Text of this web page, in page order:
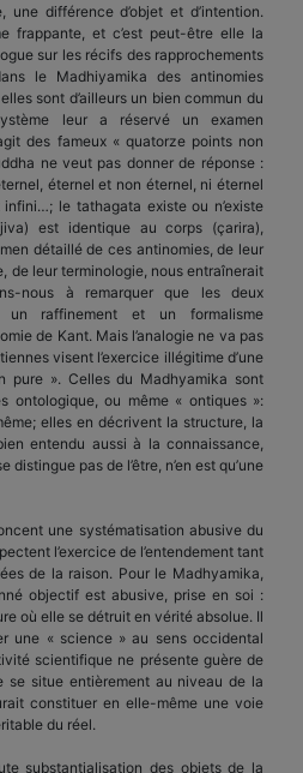
différence d’objet et d’intention.
frappante, et c’est peut-être elle la
sur les récifs des rapprochements
le Madhiyamika des antinomies
sont d’ailleurs un bien commun du
leur a réservé un examen
des fameux « quatorze points non
ne veut pas donner de réponse :
éternel et non éternel, ni éternel
le tathagata existe ou n’existe
est identique au corps (çarira),
détaillé de ces antinomies, de leur
de leur terminologie, nous entraînerait
nous à remarquer que les deux
un raffinement et un formalisme
de Kant. Mais l’analogie ne va pas
visent l’exercice illégitime d’une
pure ». Celles du Madhyamika sont
ontologique, ou même « ontiques »:
elles en décrivent la structure, la
entendu aussi à la connaissance,
pas de l’être, n’en est qu’une
une systématisation abusive du
l’exercice de l’entendement tant
de la raison. Pour le Madhyamika,
objectif est abusive, prise en soi :
où elle se détruit en vérité absolue. Il
une « science » au sens occidental
scientifique ne présente guère de
se situe entièrement au niveau de la
constituer en elle-même une voie
du réel.
substantialisation des objets de la